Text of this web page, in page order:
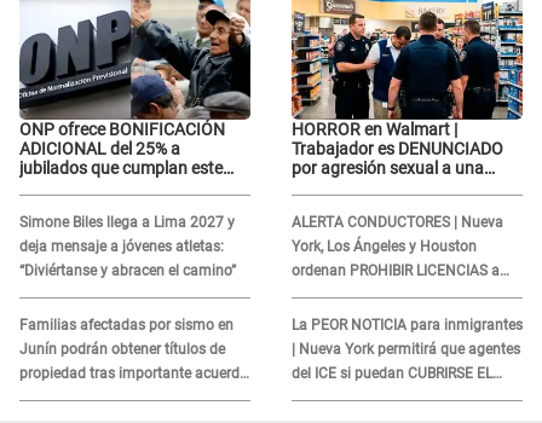
ONP ofrece BONIFICACIÓN
ADICIONAL del 25% a
jubilados que cumplan este
Simone Biles llega a Lima 2027 y
deja mensaje a jóvenes atletas:
“Diviértanse y abracen el camino”
Familias afectadas por sismo en
Junín podrán obtener títulos de
propiedad tras importante acuerdo
de Cofopri
HORROR en Walmart |
Trabajador es DENUNCIADO
por agresión sexual a una
ALERTA CONDUCTORES | Nueva
York, Los Ángeles y Houston
ordenan PROHIBIR LICENCIAS a
quienes no presenten ESTE
DOCUMENTO
La PEOR NOTICIA para inmigrantes
| Nueva York permitirá que agentes
del ICE si puedan CUBRIRSE EL
ROSTRO